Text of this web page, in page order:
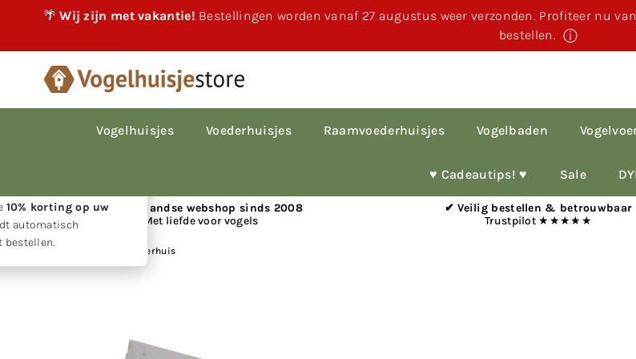
🌴Wij zijn met vakantie! Bestellingen worden vanaf 27 augustus weer verzonden. Profiteer nu
bestellen. ⓘ
×
gewoon
bestellingen worden
10% korting op uw
automatisch
bestellen.
Vogelhuisjes Voederhuisjes Raamvoederhuisjes Vogelbaden
♥︎ Cadeautips! ♥︎ Sale DYI
📍 Nederlandse webshop sinds 2008
Met liefde voor vogels
✔ Veilig bestellen & betrouwbaar
Trustpilot ★★★★★
Eekhoorn voederhuis